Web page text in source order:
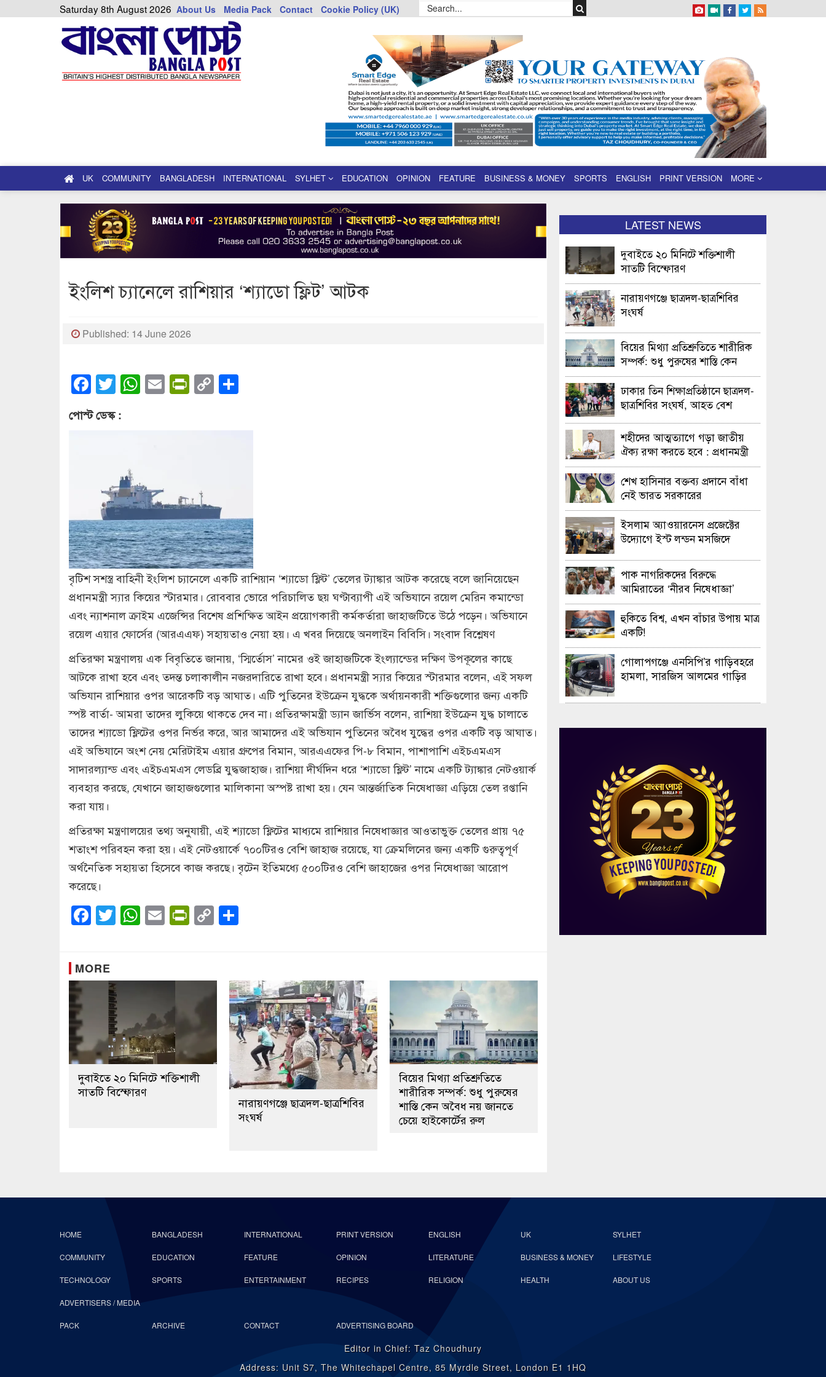
Saturday 8th August 2026 About Us Media Pack Contact Cookie Policy (UK)
UK COMMUNITY BANGLADESH INTERNATIONAL SYLHET EDUCATION OPINION FEATURE BUSINESS & MONEY SPORTS ENGLISH PRINT VERSION MORE
ইংলিশ চ্যানেলে রাশিয়ার ‘শ্যাডো ফ্লিট’ আটক
Published: 14 June 2026
Facebook
Twitter
WhatsApp
EmailPrintFriendly
Copy
Link
পোস্ট ডেস্ক :
বৃটিশ সশস্ত্র বাহিনী ইংলিশ চ্যানেলে একটি রাশিয়ান ‘শ্যাডো ফ্লিট’ তেলের ট্যাঙ্কার আটক করেছে বলে জানিয়েছেন
প্রধানমন্ত্রী স্যার কিয়ের স্টারমার। রোববার ভোরে পরিচালিত ছয় ঘণ্টাব্যাপী এই অভিযানে রয়েল মেরিন কমান্ডো
এবং ন্যাশনাল ক্রাইম এজেন্সির বিশেষ প্রশিক্ষিত আইন প্রয়োগকারী কর্মকর্তারা জাহাজটিতে উঠে পড়েন। অভিযানে
রয়েল এয়ার ফোর্সের (আরএএফ) সহায়তাও নেয়া হয়। এ খবর দিয়েছে অনলাইন বিবিসি। সংবাদ বিশ্লেষণ
প্রতিরক্ষা মন্ত্রণালয় এক বিবৃতিতে জানায়, ‘স্মির্তোস’ নামের ওই জাহাজটিকে ইংল্যান্ডের দক্ষিণ উপকূলের কাছে
আটকে রাখা হবে এবং তদন্ত চলাকালীন নজরদারিতে রাখা হবে। প্রধানমন্ত্রী স্যার কিয়ের স্টারমার বলেন, এই সফল
অভিযান রাশিয়ার ওপর আরেকটি বড় আঘাত। এটি পুতিনের ইউক্রেন যুদ্ধকে অর্থায়নকারী শক্তিগুলোর জন্য একটি
স্পষ্ট বার্তা- আমরা তাদের লুকিয়ে থাকতে দেব না। প্রতিরক্ষামন্ত্রী ড্যান জার্ভিস বলেন, রাশিয়া ইউক্রেন যুদ্ধ চালাতে
তাদের শ্যাডো ফ্লিটের ওপর নির্ভর করে, আর আমাদের এই অভিযান পুতিনের অবৈধ যুদ্ধের ওপর একটি বড় আঘাত।
এই অভিযানে অংশ নেয় মেরিটাইম এয়ার গ্রুপের বিমান, আরএএফের পি-৮ বিমান, পাশাপাশি এইচএমএস
সাদারল্যান্ড এবং এইচএমএস লেডব্রি যুদ্ধজাহাজ। রাশিয়া দীর্ঘদিন ধরে ‘শ্যাডো ফ্লিট’ নামে একটি ট্যাঙ্কার নেটওয়ার্ক
ব্যবহার করছে, যেখানে জাহাজগুলোর মালিকানা অস্পষ্ট রাখা হয়। যেন আন্তর্জাতিক নিষেধাজ্ঞা এড়িয়ে তেল রপ্তানি
করা যায়।
প্রতিরক্ষা মন্ত্রণালয়ের তথ্য অনুযায়ী, এই শ্যাডো ফ্লিটের মাধ্যমে রাশিয়ার নিষেধাজ্ঞার আওতাভুক্ত তেলের প্রায় ৭৫
শতাংশ পরিবহন করা হয়। এই নেটওয়ার্কে ৭০০টিরও বেশি জাহাজ রয়েছে, যা ক্রেমলিনের জন্য একটি গুরুত্বপূর্ণ
অর্থনৈতিক সহায়তা হিসেবে কাজ করছে। বৃটেন ইতিমধ্যে ৫০০টিরও বেশি জাহাজের ওপর নিষেধাজ্ঞা আরোপ
করেছে।
Facebook
Twitter
WhatsApp
EmailPrintFriendly
Copy
Link
MORE
দুবাইতে ২০ মিনিটে শক্তিশালী
সাতটি বিস্ফোরণ
নারায়ণগঞ্জে ছাত্রদল-ছাত্রশিবির
সংঘর্ষ
বিয়ের মিথ্যা প্রতিশ্রুতিতে
শারীরিক সম্পর্ক: শুধু পুরুষের
শাস্তি কেন অবৈধ নয় জানতে
চেয়ে হাইকোর্টের রুল
LATEST NEWS
দুবাইতে ২০ মিনিটে শক্তিশালী
সাতটি বিস্ফোরণ
নারায়ণগঞ্জে ছাত্রদল-ছাত্রশিবির
সংঘর্ষ
বিয়ের মিথ্যা প্রতিশ্রুতিতে শারীরিক
সম্পর্ক: শুধু পুরুষের শাস্তি কেন
অবৈধ নয় জানতে চেয়ে হাইকোর্টের
রুল
ঢাকার তিন শিক্ষাপ্রতিষ্ঠানে ছাত্রদল-
ছাত্রশিবির সংঘর্ষ, আহত বেশ
শহীদের আত্মত্যাগে গড়া জাতীয়
ঐক্য রক্ষা করতে হবে : প্রধানমন্ত্রী
শেখ হাসিনার বক্তব্য প্রদানে বাঁধা
নেই ভারত সরকারের
ইসলাম অ্যাওয়ারনেস প্রজেক্টের
উদ্যোগে ইস্ট লন্ডন মসজিদে
ও এক্সিবিশন
পাক নাগরিকদের বিরুদ্ধে
আমিরাতের ‘নীরব নিষেধাজ্ঞা’
হুকিতে বিশ্ব, এখন বাঁচার উপায় মাত্র
একটি!
গোলাপগঞ্জে এনসিপি’র গাড়িবহরে
হামলা, সারজিস আলমের গাড়ির
HOME BANGLADESH INTERNATIONAL PRINT VERSION ENGLISH UK SYLHET
COMMUNITY EDUCATION FEATURE OPINION LITERATURE BUSINESS & MONEY LIFESTYLE
TECHNOLOGY SPORTS ENTERTAINMENT RECIPES RELIGION HEALTH ABOUT US
ADVERTISERS / MEDIA
PACK ARCHIVE CONTACT ADVERTISING BOARD
Editor in Chief: Taz Choudhury
Address: Unit S7, The Whitechapel Centre, 85 Myrdle Street, London E1 1HQ